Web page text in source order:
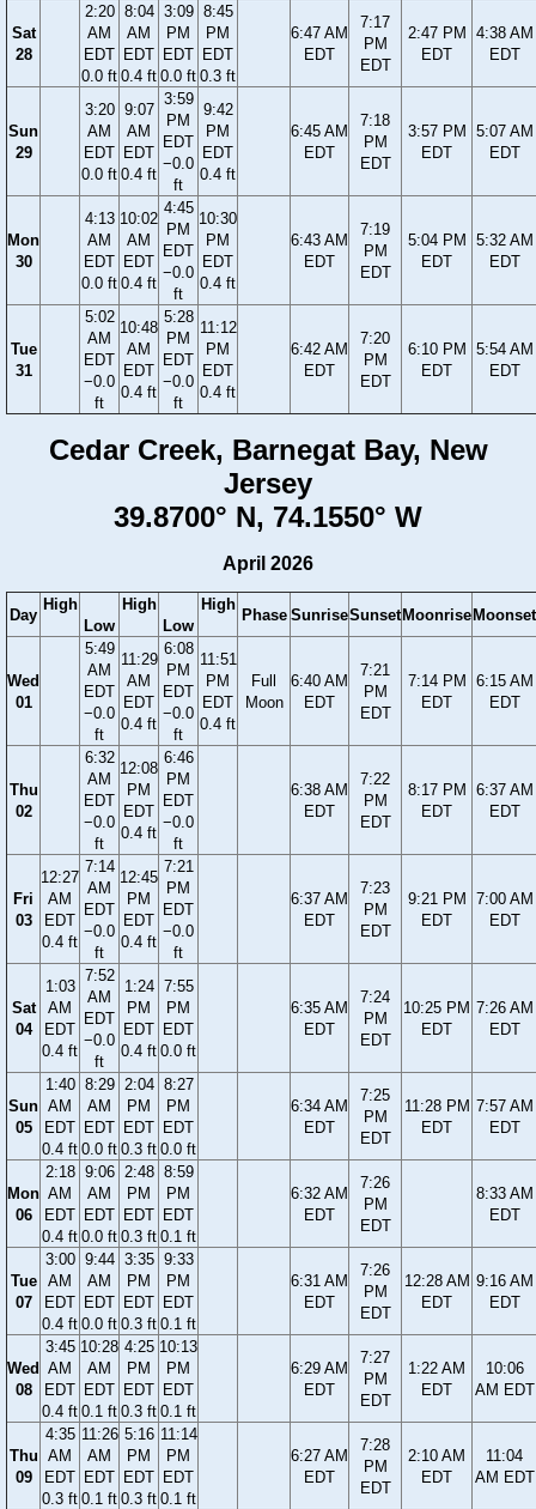
Sat
28
2:20
AM
EDT
0.0 ft
8:04
AM
EDT
0.4 ft
3:09
PM
EDT
0.0 ft
8:45
PM
EDT
0.3 ft
6:47 AM
EDT
7:17
PM
EDT
2:47 PM
EDT
4:38 AM
EDT
Sun
29
3:20
AM
EDT
0.0 ft
9:07
AM
EDT
0.4 ft
3:59
PM
EDT
−0.0
ft
9:42
PM
EDT
0.4 ft
6:45 AM
EDT
7:18
PM
EDT
3:57 PM
EDT
5:07 AM
EDT
Mon
30
4:13
AM
EDT
0.0 ft
10:02
AM
EDT
0.4 ft
4:45
PM
EDT
−0.0
ft
10:30
PM
EDT
0.4 ft
6:43 AM
EDT
7:19
PM
EDT
5:04 PM
EDT
5:32 AM
EDT
Tue
31
5:02
AM
EDT
−0.0
ft
10:48
AM
EDT
0.4 ft
5:28
PM
EDT
−0.0
ft
11:12
PM
EDT
0.4 ft
6:42 AM
EDT
7:20
PM
EDT
6:10 PM
EDT
5:54 AM
EDT
Cedar Creek, Barnegat Bay, New
Jersey
39.8700° N, 74.1550° W
April 2026
Day
High
Low
High
Low
High
Phase SunriseSunsetMoonriseMoonset
Wed
01
5:49
AM
EDT
−0.0
ft
11:29
AM
EDT
0.4 ft
6:08
PM
EDT
−0.0
ft
11:51
PM
EDT
0.4 ft
Full
Moon
6:40 AM
EDT
7:21
PM
EDT
7:14 PM
EDT
6:15 AM
EDT
Thu
02
6:32
AM
EDT
−0.0
ft
12:08
PM
EDT
0.4 ft
6:46
PM
EDT
−0.0
ft
6:38 AM
EDT
7:22
PM
EDT
8:17 PM
EDT
6:37 AM
EDT
Fri
03
12:27
AM
EDT
0.4 ft
7:14
AM
EDT
−0.0
ft
12:45
PM
EDT
0.4 ft
7:21
PM
EDT
−0.0
ft
6:37 AM
EDT
7:23
PM
EDT
9:21 PM
EDT
7:00 AM
EDT
Sat
04
1:03
AM
EDT
0.4 ft
7:52
AM
EDT
−0.0
ft
1:24
PM
EDT
0.4 ft
7:55
PM
EDT
0.0 ft
6:35 AM
EDT
7:24
PM
EDT
10:25 PM
EDT
7:26 AM
EDT
Sun
05
1:40
AM
EDT
0.4 ft
8:29
AM
EDT
0.0 ft
2:04
PM
EDT
0.3 ft
8:27
PM
EDT
0.0 ft
6:34 AM
EDT
7:25
PM
EDT
11:28 PM
EDT
7:57 AM
EDT
Mon
06
2:18
AM
EDT
0.4 ft
9:06
AM
EDT
0.0 ft
2:48
PM
EDT
0.3 ft
8:59
PM
EDT
0.1 ft
6:32 AM
EDT
7:26
PM
EDT
8:33 AM
EDT
Tue
07
3:00
AM
EDT
0.4 ft
9:44
AM
EDT
0.0 ft
3:35
PM
EDT
0.3 ft
9:33
PM
EDT
0.1 ft
6:31 AM
EDT
7:26
PM
EDT
12:28 AM
EDT
9:16 AM
EDT
Wed
08
3:45
AM
EDT
0.4 ft
10:28
AM
EDT
0.1 ft
4:25
PM
EDT
0.3 ft
10:13
PM
EDT
0.1 ft
6:29 AM
EDT
7:27
PM
EDT
1:22 AM
EDT
10:06
AM EDT
Thu
09
4:35
AM
EDT
0.3 ft
11:26
AM
EDT
0.1 ft
5:16
PM
EDT
0.3 ft
11:14
PM
EDT
0.1 ft
6:27 AM
EDT
7:28
PM
EDT
2:10 AM
EDT
11:04
AM EDT